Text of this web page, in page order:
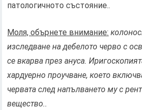
патологичното състояние..
Моля, обърнете внимание:
изследване на дебелото черво с
се вкарва през ануса.
хардуерно проучване, което
червата след напълването му с
вещество..